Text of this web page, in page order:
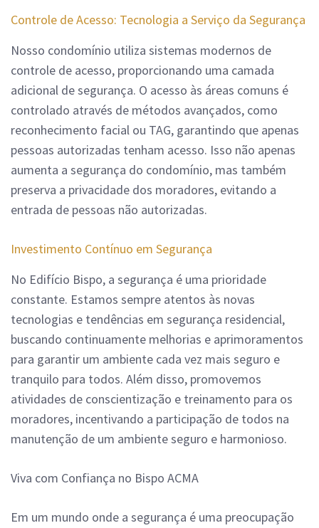
Controle de Acesso: Tecnologia a Serviço da Segurança
Nosso condomínio utiliza sistemas modernos de
controle de acesso, proporcionando uma camada
adicional de segurança. O acesso às áreas comuns é
controlado através de métodos avançados, como
reconhecimento facial ou TAG, garantindo que apenas
pessoas autorizadas tenham acesso. Isso não apenas
aumenta a segurança do condomínio, mas também
preserva a privacidade dos moradores, evitando a
entrada de pessoas não autorizadas.
Investimento Contínuo em Segurança
No Edifício Bispo, a segurança é uma prioridade
constante. Estamos sempre atentos às novas
tecnologias e tendências em segurança residencial,
buscando continuamente melhorias e aprimoramentos
para garantir um ambiente cada vez mais seguro e
tranquilo para todos. Além disso, promovemos
atividades de conscientização e treinamento para os
moradores, incentivando a participação de todos na
manutenção de um ambiente seguro e harmonioso.
Viva com Confiança no Bispo ACMA
Em um mundo onde a segurança é uma preocupação